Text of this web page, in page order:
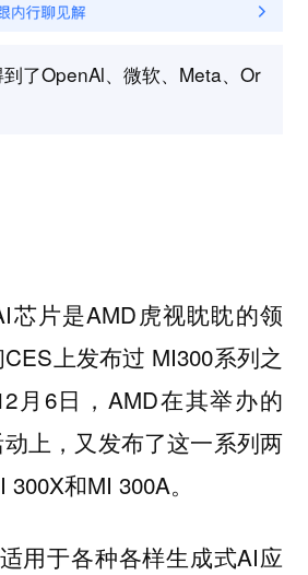
了OpenAl、微软、Meta、Or
芯片是AMD虎视眈眈的领
上发布过 MI300系列之
月6日，AMD在其举办的
上，又发布了这一系列两
和MI 300A。
用于各种各样生成式AI应